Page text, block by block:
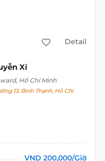
Detail
Xí
Hồ Chí Minh
13, Bình Thạnh, Hồ Chí
VND 200,000/Giờ